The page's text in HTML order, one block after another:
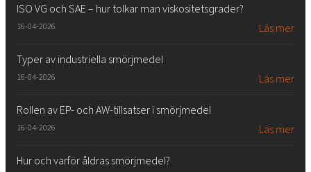
ISO VG och SAE – hur tolkar man viskositetsgrader?
16-04-2026 Läs mer
Typer av industriella smörjmedel
16-04-2026 Läs mer
Rollen av EP- och AW-tillsatser i smörjmedel
16-04-2026 Läs mer
Hur och varför åldras smörjmedel?